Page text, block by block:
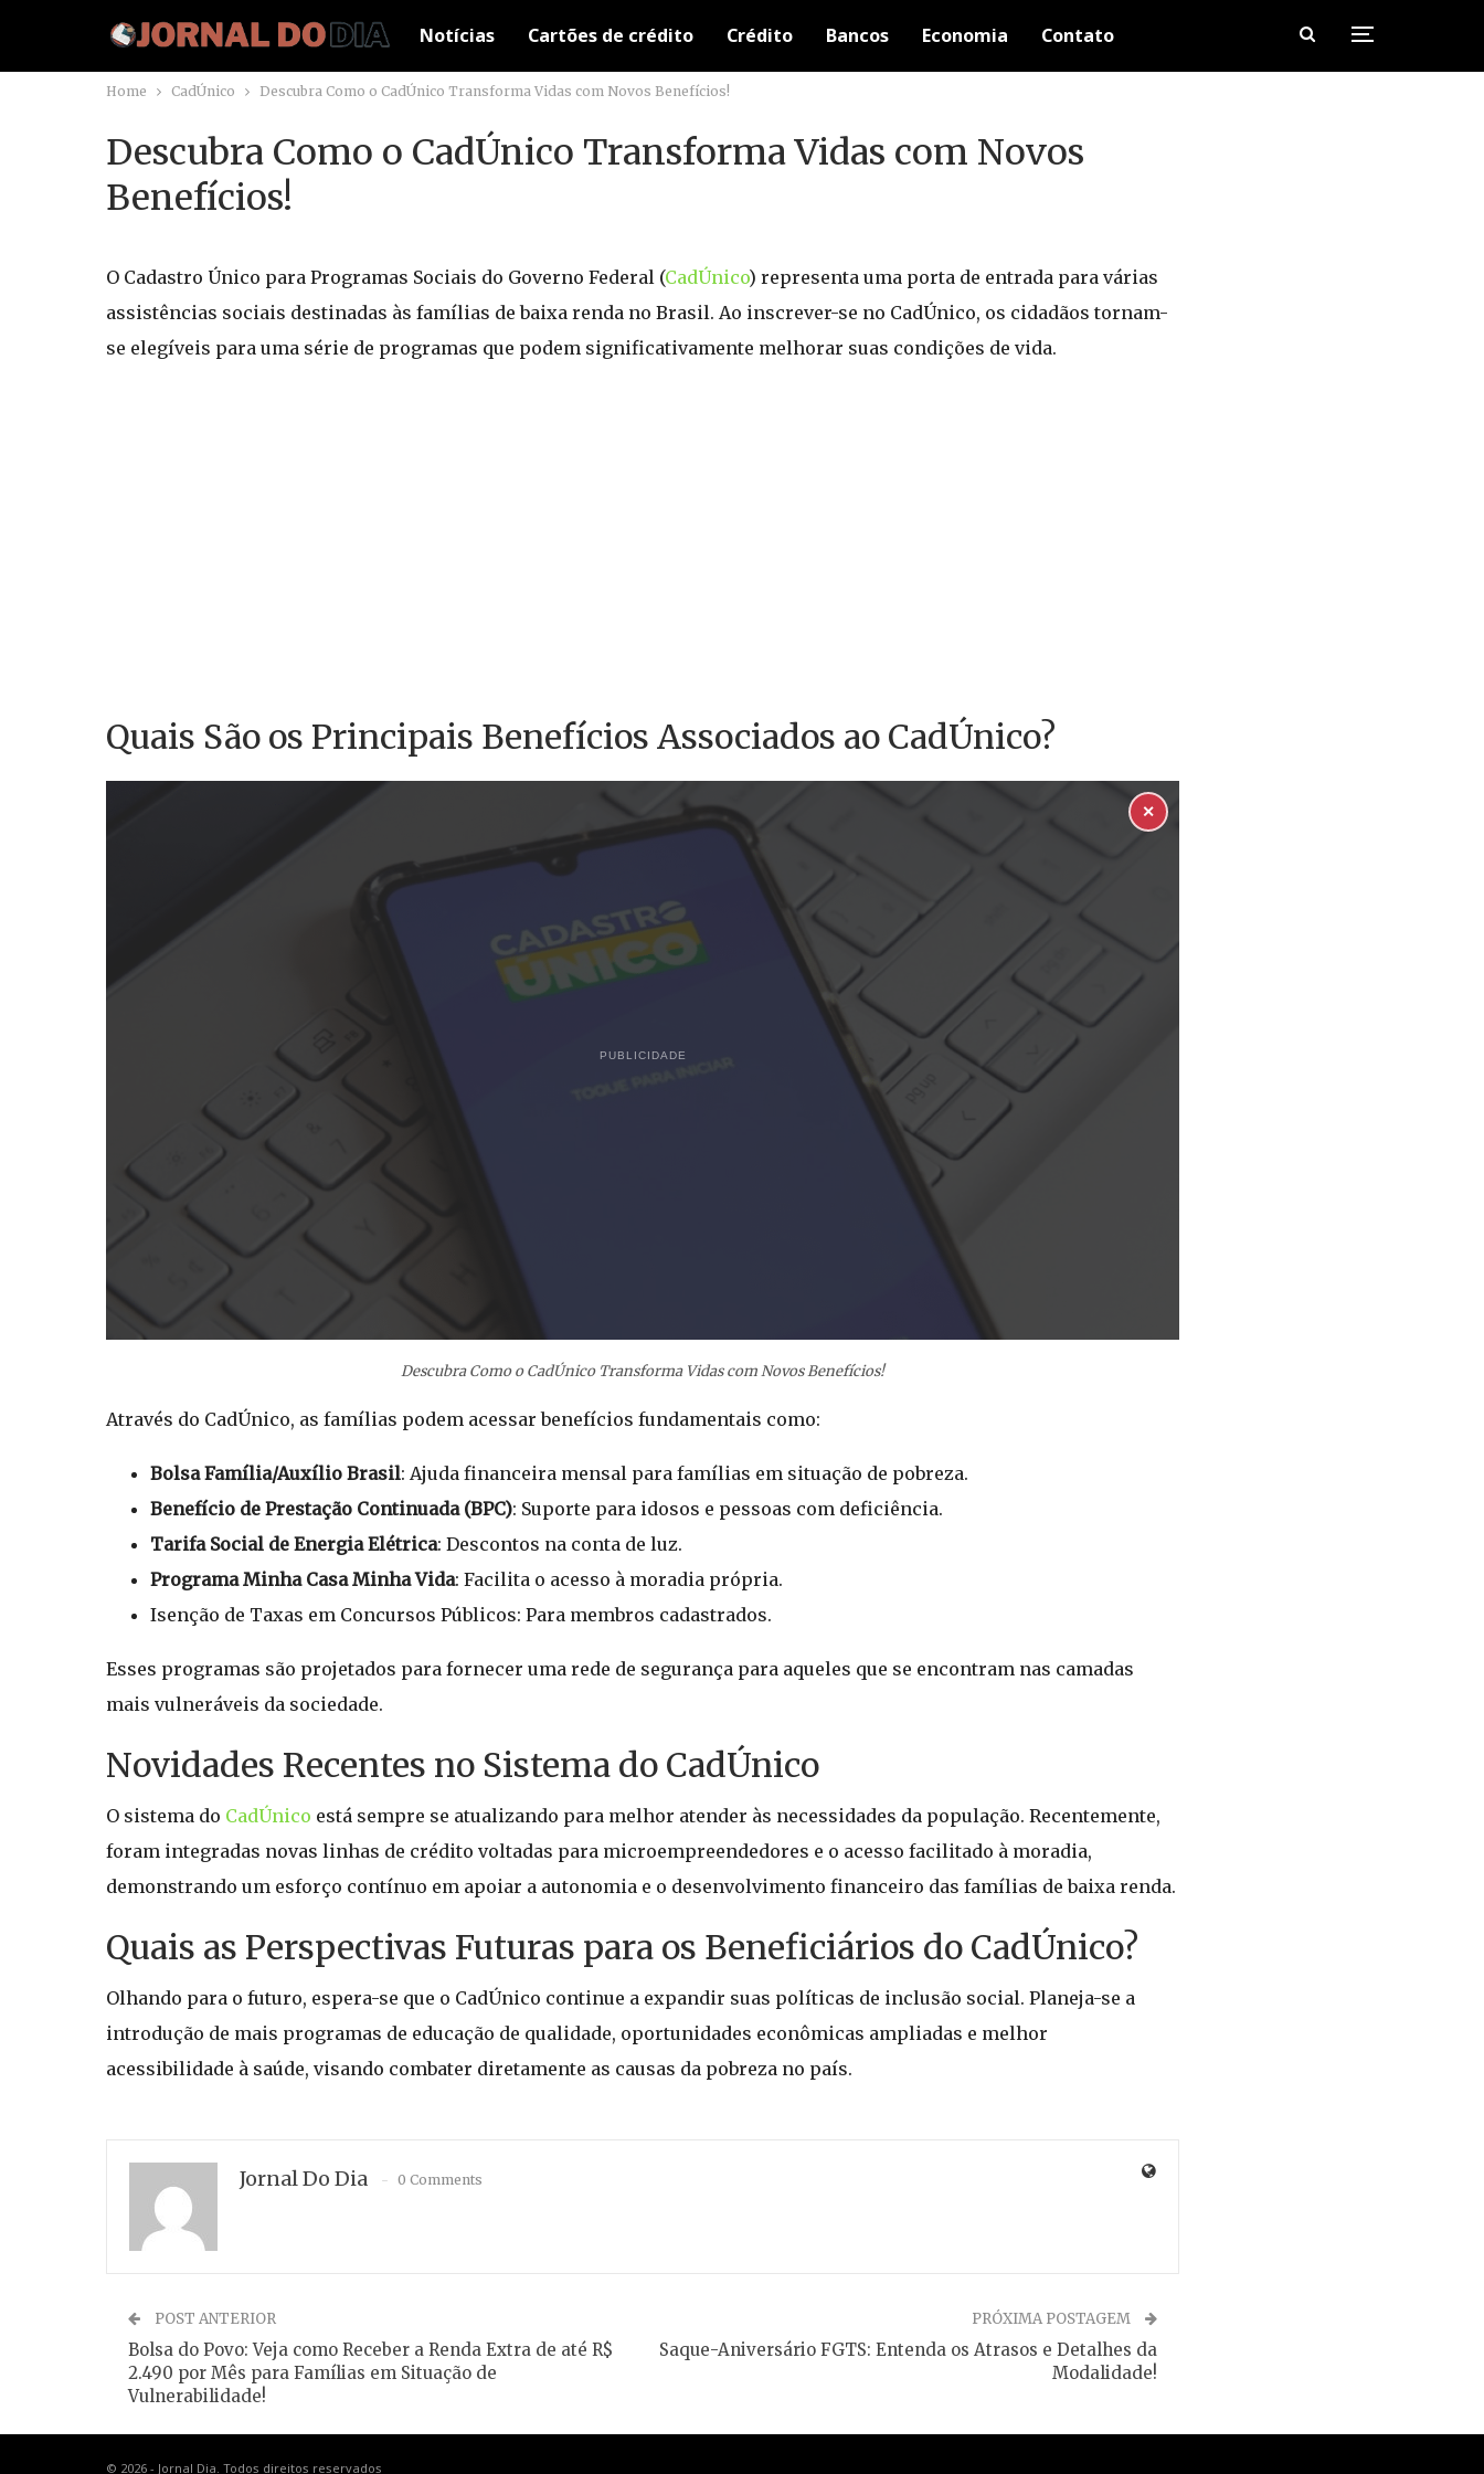
Notícias Cartões de crédito Crédito Bancos Economia Contato
Home CadÚnico Descubra Como o CadÚnico Transforma Vidas com Novos Benefícios!
Descubra Como o CadÚnico Transforma Vidas com Novos
Benefícios!
O Cadastro Único para Programas Sociais do Governo Federal (CadÚnico) representa uma porta de entrada para várias
assistências sociais destinadas às famílias de baixa renda no Brasil. Ao inscrever-se no CadÚnico, os cidadãos tornam-
se elegíveis para uma série de programas que podem significativamente melhorar suas condições de vida.
Quais São os Principais Benefícios Associados ao CadÚnico?
PUBLICIDADE
✕
Descubra Como o CadÚnico Transforma Vidas com Novos Benefícios!
Através do CadÚnico, as famílias podem acessar benefícios fundamentais como:
Bolsa Família/Auxílio Brasil: Ajuda financeira mensal para famílias em situação de pobreza.
Benefício de Prestação Continuada (BPC): Suporte para idosos e pessoas com deficiência.
Tarifa Social de Energia Elétrica: Descontos na conta de luz.
Programa Minha Casa Minha Vida: Facilita o acesso à moradia própria.
Isenção de Taxas em Concursos Públicos: Para membros cadastrados.
Esses programas são projetados para fornecer uma rede de segurança para aqueles que se encontram nas camadas
mais vulneráveis da sociedade.
Novidades Recentes no Sistema do CadÚnico
O sistema do CadÚnico está sempre se atualizando para melhor atender às necessidades da população. Recentemente,
foram integradas novas linhas de crédito voltadas para microempreendedores e o acesso facilitado à moradia,
demonstrando um esforço contínuo em apoiar a autonomia e o desenvolvimento financeiro das famílias de baixa renda.
Quais as Perspectivas Futuras para os Beneficiários do CadÚnico?
Olhando para o futuro, espera-se que o CadÚnico continue a expandir suas políticas de inclusão social. Planeja-se a
introdução de mais programas de educação de qualidade, oportunidades econômicas ampliadas e melhor
acessibilidade à saúde, visando combater diretamente as causas da pobreza no país.
Jornal Do Dia 0 Comments
POST ANTERIOR
Bolsa do Povo: Veja como Receber a Renda Extra de até R$
2.490 por Mês para Famílias em Situação de
Vulnerabilidade!
PRÓXIMA POSTAGEM
Saque-Aniversário FGTS: Entenda os Atrasos e Detalhes da
Modalidade!
© 2026 - Jornal Dia. Todos direitos reservados